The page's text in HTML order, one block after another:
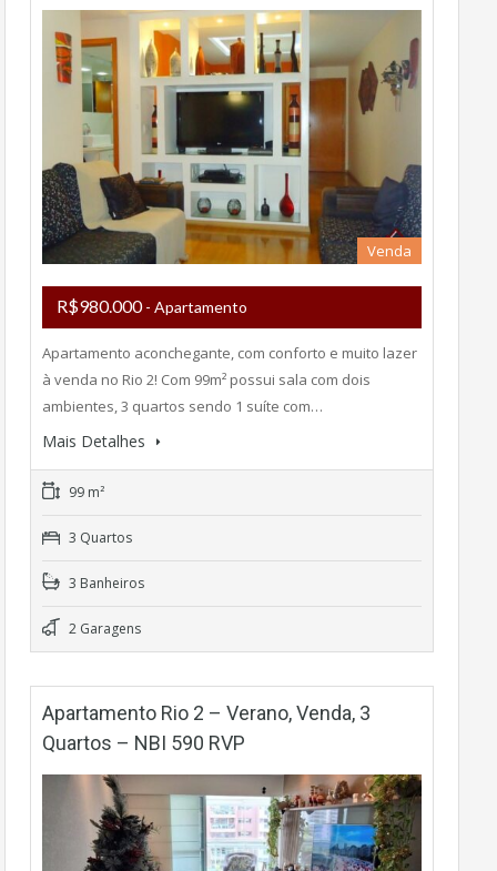
Venda
R$980.000- Apartamento
Apartamento aconchegante, com conforto e muito lazer
à venda no Rio 2! Com 99m² possui sala com dois
ambientes, 3 quartos sendo 1 suíte com…
Mais Detalhes
99 m²
3 Quartos
3 Banheiros
2 Garagens
Apartamento Rio 2 – Verano, Venda, 3
Quartos – NBI 590 RVP